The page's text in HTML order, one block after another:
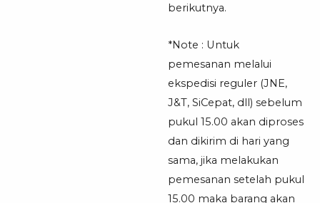
berikutnya.
*Note : Untuk
pemesanan melalui
ekspedisi reguler (JNE,
J&T, SiCepat, dll) sebelum
pukul 15.00 akan diproses
dan dikirim di hari yang
sama, jika melakukan
pemesanan setelah pukul
15.00 maka barang akan